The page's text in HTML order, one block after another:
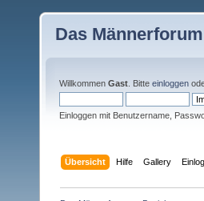
Das Männerforum
Willkommen Gast . Bitte einloggen
Einloggen mit Benutzername,
Übersicht Hilfe Gallery